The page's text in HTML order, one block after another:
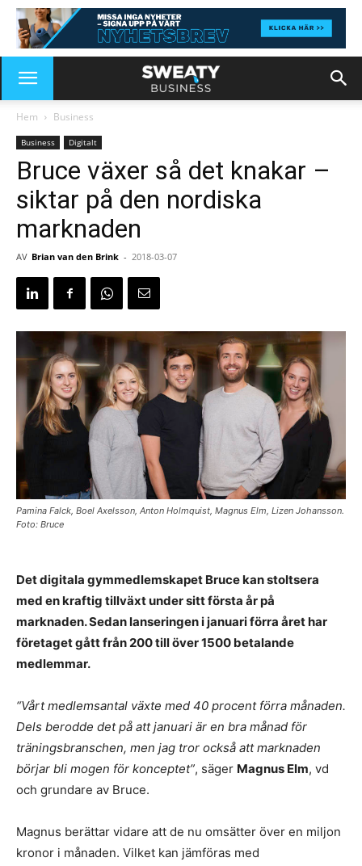
Hem Business
Business Digitalt
Bruce växer så det knakar –
siktar på den nordiska
marknaden
AV Brian van den Brink - 2018-03-07
Pamina Falck, Boel Axelsson, Anton Holmquist, Magnus Elm, Lizen Johansson.
Foto: Bruce
Det digitala gymmedlemskapet Bruce kan stoltsera
med en kraftig tillväxt under sitt första år på
marknaden. Sedan lanseringen i januari förra året har
företaget gått från 200 till över 1500 betalande
medlemmar.
“Vårt medlemsantal växte med 40 procent förra månaden.
Dels berodde det på att januari är en bra månad för
träningsbranschen, men jag tror också att marknaden
börjar bli mogen för konceptet”, säger Magnus Elm, vd
och grundare av Bruce.
Magnus berättar vidare att de nu omsätter över en miljon
kronor i månaden. Vilket kan jämföras med